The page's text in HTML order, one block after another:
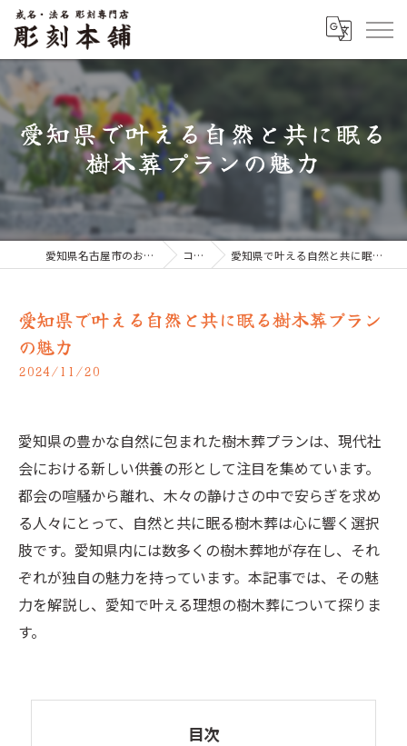
愛知県で叶える自然と共に眠る
樹木葬プランの魅力
愛知県名古屋市のお墓なら彫刻本舗 コラム 愛知県で叶える自然と共に眠る樹木葬プランの魅力
愛知県で叶える自然と共に眠る樹木葬プラン
の魅力
2024/11/20
愛知県の豊かな自然に包まれた樹木葬プランは、現代社
会における新しい供養の形として注目を集めています。
都会の喧騒から離れ、木々の静けさの中で安らぎを求め
る人々にとって、自然と共に眠る樹木葬は心に響く選択
肢です。愛知県内には数多くの樹木葬地が存在し、それ
ぞれが独自の魅力を持っています。本記事では、その魅
力を解説し、愛知で叶える理想の樹木葬について探りま
す。
目次